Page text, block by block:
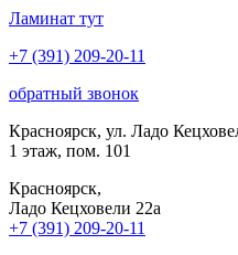
Ламинат тут
+7 (391) 209-20-11
обратный звонок
Красноярск, ул. Ладо
1 этаж, пом. 101
Красноярск,
Ладо Кецховели 22a
+7 (391) 209-20-11